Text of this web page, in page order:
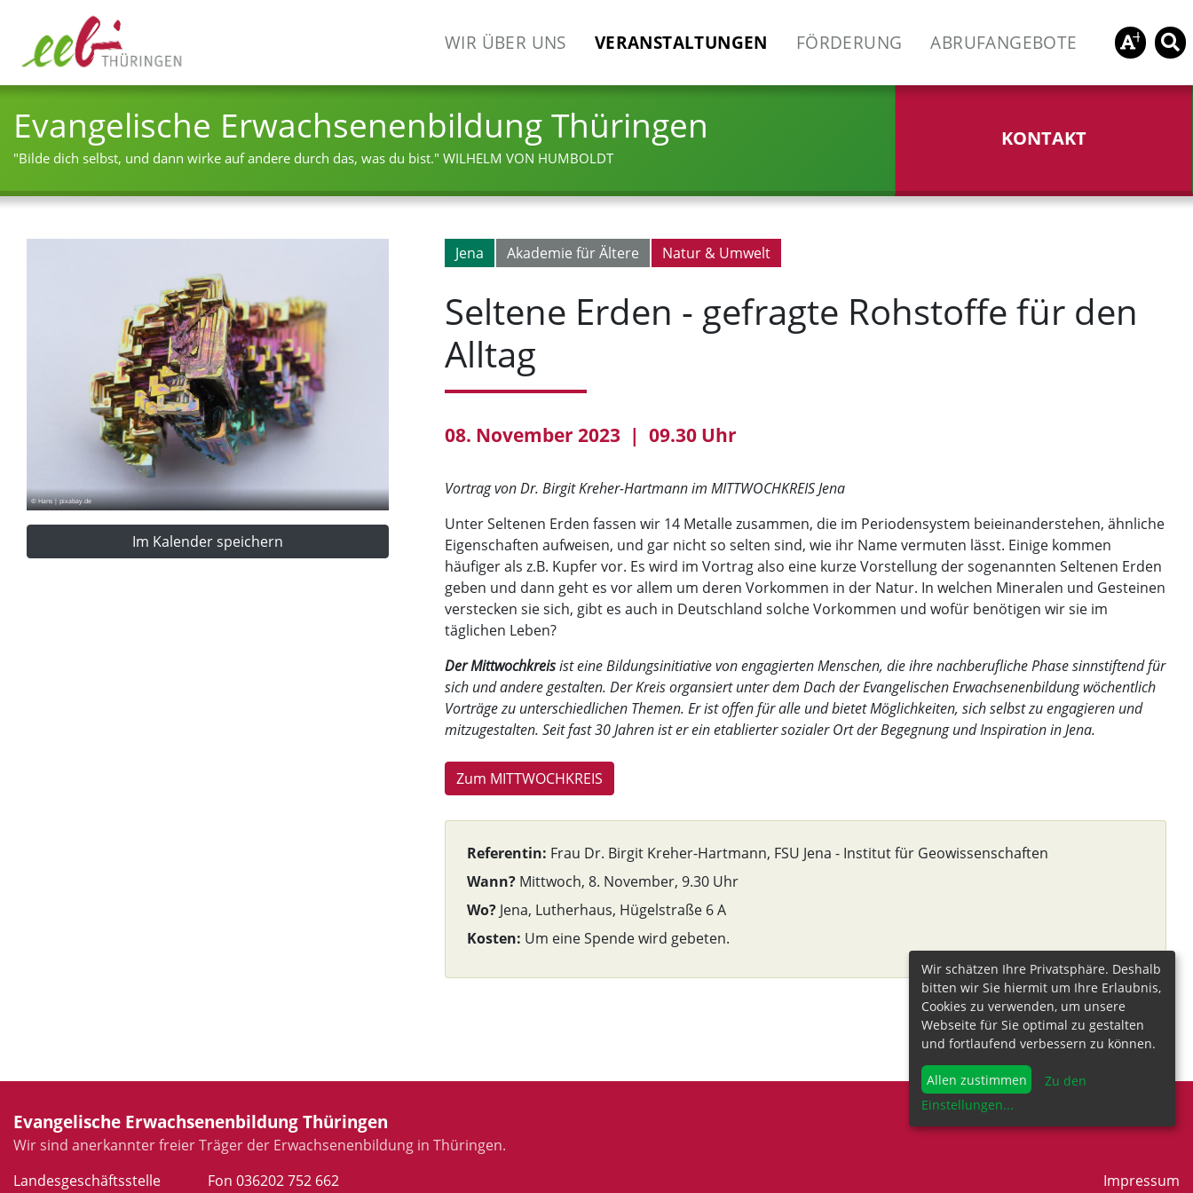
WIR ÜBER UNS VERANSTALTUNGEN FÖRDERUNG ABRUFANGEBOTE
Evangelische Erwachsenenbildung Thüringen
"Bilde dich selbst, und dann wirke auf andere durch das, was du bist." WILHELM VON HUMBOLDT
KONTAKT
Jena Akademie für Ältere Natur & Umwelt
Seltene Erden - gefragte Rohstoffe für den
Alltag
08. November 2023 | 09.30 Uhr
Vortrag von Dr. Birgit Kreher-Hartmann im MITTWOCHKREIS Jena
Unter Seltenen Erden fassen wir 14 Metalle zusammen, die im Periodensystem beieinanderstehen, ähnliche
Eigenschaften aufweisen, und gar nicht so selten sind, wie ihr Name vermuten lässt. Einige kommen
häufiger als z.B. Kupfer vor. Es wird im Vortrag also eine kurze Vorstellung der sogenannten Seltenen Erden
geben und dann geht es vor allem um deren Vorkommen in der Natur. In welchen Mineralen und Gesteinen
verstecken sie sich, gibt es auch in Deutschland solche Vorkommen und wofür benötigen wir sie im
täglichen Leben?
Der Mittwochkreisist eine Bildungsinitiative von engagierten Menschen, die ihre nachberufliche Phase sinnstiftend für
sich und andere gestalten. Der Kreis organsiert unter dem Dach der Evangelischen Erwachsenenbildung wöchentlich
Vorträge zu unterschiedlichen Themen. Er ist offen für alle und bietet Möglichkeiten, sich selbst zu engagieren und
mitzugestalten. Seit fast 30 Jahren ist er ein etablierter sozialer Ort der Begegnung und Inspiration in Jena.
Zum MITTWOCHKREIS
Referentin: Frau Dr. Birgit Kreher-Hartmann, FSU Jena - Institut für Geowissenschaften
Wann? Mittwoch, 8. November, 9.30 Uhr
Wo? Jena, Lutherhaus, Hügelstraße 6 A
Kosten: Um eine Spende wird gebeten.
© Hans | pixabay.de
Im Kalender speichern
Evangelische Erwachsenenbildung Thüringen
Wir sind anerkannter freier Träger der Erwachsenenbildung in Thüringen.
Landesgeschäftsstelle
Fon 036202 752 662
Impressum
Wir schätzen Ihre Privatsphäre. Deshalb
bitten wir Sie hiermit um Ihre Erlaubnis,
Cookies zu verwenden, um unsere
Webseite für Sie optimal zu gestalten
und fortlaufend verbessern zu können.
Allen zustimmen
Zu den
Einstellungen...